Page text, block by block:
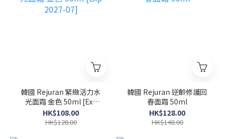
韓國 Rejuran 緊緻活力水
光面霜 金色 50ml [Exp
2027-07]
HK$108.00
HK$128.00
韓國 Rejuran 逆齡修護回
春面霜 50ml
HK$128.00
HK$148.00